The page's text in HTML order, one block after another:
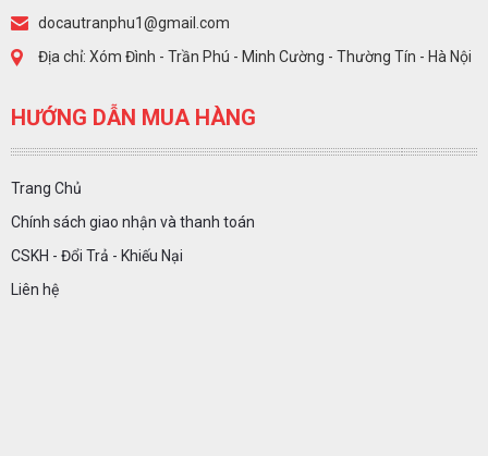
docautranphu1@gmail.com
Địa chỉ: Xóm Đình - Trần Phú - Minh Cường - Thường Tín - Hà Nội
HƯỚNG DẪN MUA HÀNG
Trang Chủ
Chính sách giao nhận và thanh toán
CSKH - Đổi Trả - Khiếu Nại
Liên hệ